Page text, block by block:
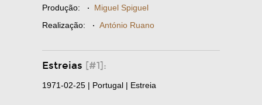
Produção: · Miguel Spiguel
Realização: · António Ruano
Estreias [#1]:
1971-02-25 | Portugal | Estreia